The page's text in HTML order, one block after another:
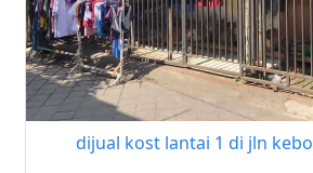
dijual kost lantai 1 di jln